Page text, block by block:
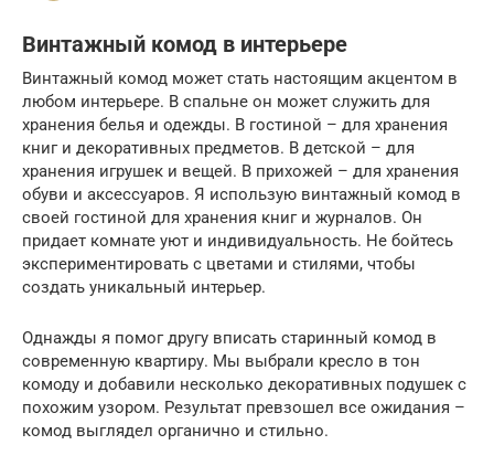
Винтажный комод в интерьере
Винтажный комод может стать настоящим акцентом в
любом интерьере. В спальне он может служить для
хранения белья и одежды. В гостиной – для хранения
книг и декоративных предметов. В детской – для
хранения игрушек и вещей. В прихожей – для хранения
обуви и аксессуаров. Я использую винтажный комод в
своей гостиной для хранения книг и журналов. Он
придает комнате уют и индивидуальность. Не бойтесь
экспериментировать с цветами и стилями, чтобы
создать уникальный интерьер.
Однажды я помог другу вписать старинный комод в
современную квартиру. Мы выбрали кресло в тон
комоду и добавили несколько декоративных подушек с
похожим узором. Результат превзошел все ожидания –
комод выглядел органично и стильно.